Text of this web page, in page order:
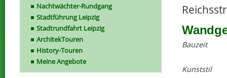
Bauzeit
Kunststil
Nachtwächter-Rundgang
Stadtführung Leipzig
Stadtrundfahrt Leipzig
ArchitekTouren
History-Touren
Meine Angebote